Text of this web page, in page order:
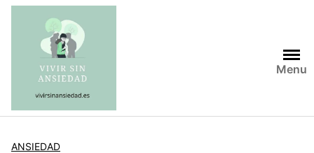
Saltar
contenido
Menu
ANSIEDAD